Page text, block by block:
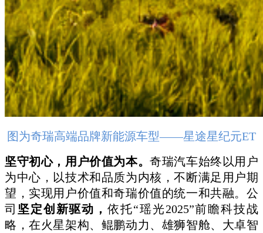
图为奇瑞高端品牌新能源车型——星途星纪元ET
坚守初心，用户价值为本。奇瑞汽车始终以用户
为中心，以技术和品质为内核，不断满足用户期
望，实现用户价值和奇瑞价值的统一和共融。公
司 坚定创新驱动，依托“瑶光2025”前瞻科技战
略，在火星架构、鲲鹏动力、雄狮智舱、大卓智